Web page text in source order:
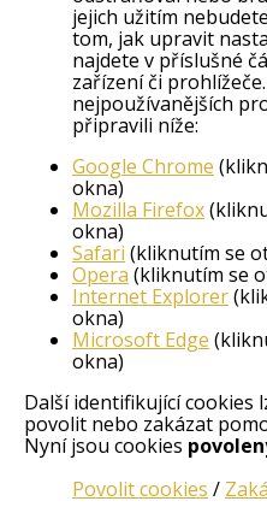
jejich užitím
tom, jak upravit
najdete v příslušné
zařízení či
nejpoužívanějších
připravili níže:
Google Chrome
okna)
Mozilla Firefox
okna)
Safari (kliknutím se
Opera (kliknutím se
Internet Explorer
okna)
Microsoft Edge
okna)
Další identifikující cookies
povolit nebo zakázat
Nyní jsou cookies
Povolit cookies /